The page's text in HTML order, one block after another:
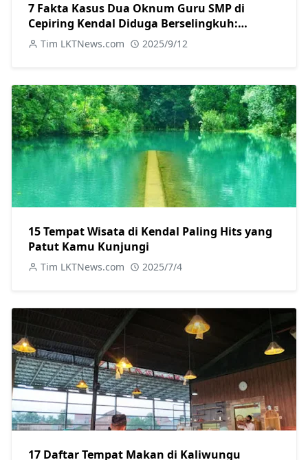
7 Fakta Kasus Dua Oknum Guru SMP di
Cepiring Kendal Diduga Berselingkuh:
Kronologi, Pengakuan, hingga Sanksi
Tim LKTNews.com 2025/9/12
15 Tempat Wisata di Kendal Paling Hits yang
Patut Kamu Kunjungi
Tim LKTNews.com 2025/7/4
17 Daftar Tempat Makan di Kaliwungu